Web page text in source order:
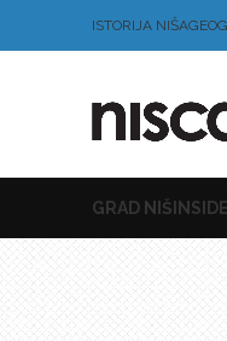
ISTORIJA NIŠA
GRAD NIŠ INSIDE